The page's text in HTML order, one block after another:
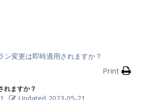
ン変更は即時適用されますか？
Print
れますか？